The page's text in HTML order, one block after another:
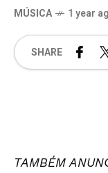
MÚSICA 1 year
SHARE
TAMBÉM